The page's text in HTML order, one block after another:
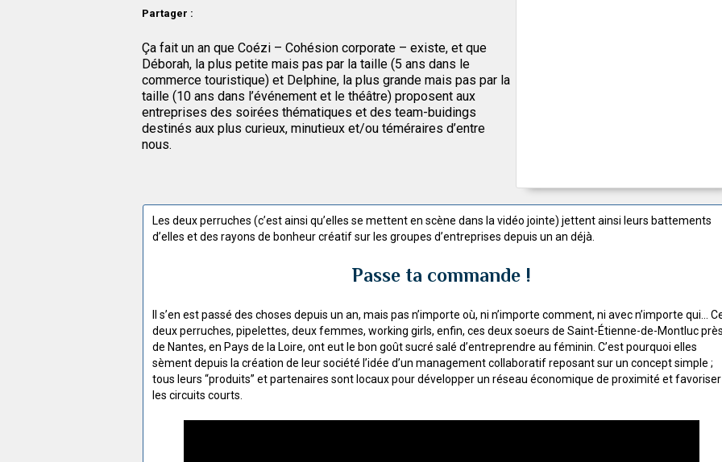
Partager :
Ça fait un an que Coézi – Cohésion corporate – existe, et que
Déborah, la plus petite mais pas par la taille (5 ans dans le
commerce touristique) et Delphine, la plus grande mais pas par la
taille (10 ans dans l’événement et le théâtre) proposent aux
entreprises des soirées thématiques et des team-buidings
destinés aux plus curieux, minutieux et/ou téméraires d’entre
nous.
Les deux perruches (c’est ainsi qu’elles se mettent en scène dans la vidéo jointe) jettent ainsi leurs battements
d’elles et des rayons de bonheur créatif sur les groupes d’entreprises depuis un an déjà.
Passe ta commande !
Il s’en est passé des choses depuis un an, mais pas n’importe où, ni n’importe comment, ni avec n’importe qui...
deux perruches, pipelettes, deux femmes, working girls, enfin, ces deux soeurs de Saint-Étienne-de-Montluc
de Nantes, en Pays de la Loire, ont eut le bon goût sucré salé d’entreprendre au féminin. C’est pourquoi elles
sèment depuis la création de leur société l’idée d’un management collaboratif reposant sur un concept simple ;
tous leurs “produits” et partenaires sont locaux pour développer un réseau économique de proximité et favoriser
les circuits courts.